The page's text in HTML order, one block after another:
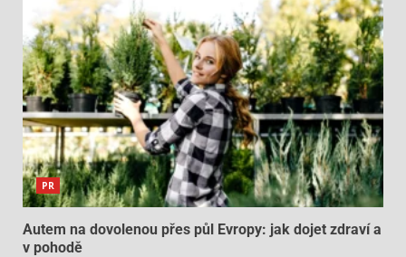
PR
Autem na dovolenou přes půl Evropy: jak dojet zdraví a
v pohodě